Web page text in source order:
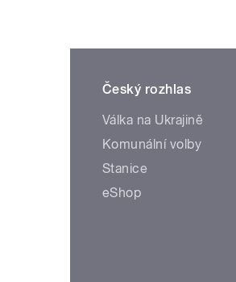
Český rozhlas
Válka na Ukrajině
Komunální volby
Stanice
eShop